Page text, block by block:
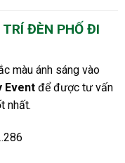
ĐÈN PHỐ ĐI
màu ánh sáng vào
Eventđể được tư vấn
nhất.